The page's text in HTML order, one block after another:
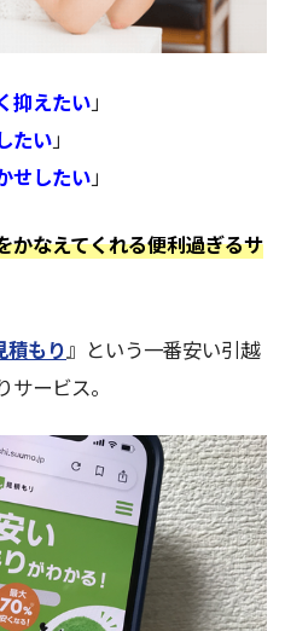
抑えたい」
たい」
せしたい」
かなえてくれる便利過ぎるサ
積もり 』という一番安い引越
ービス。